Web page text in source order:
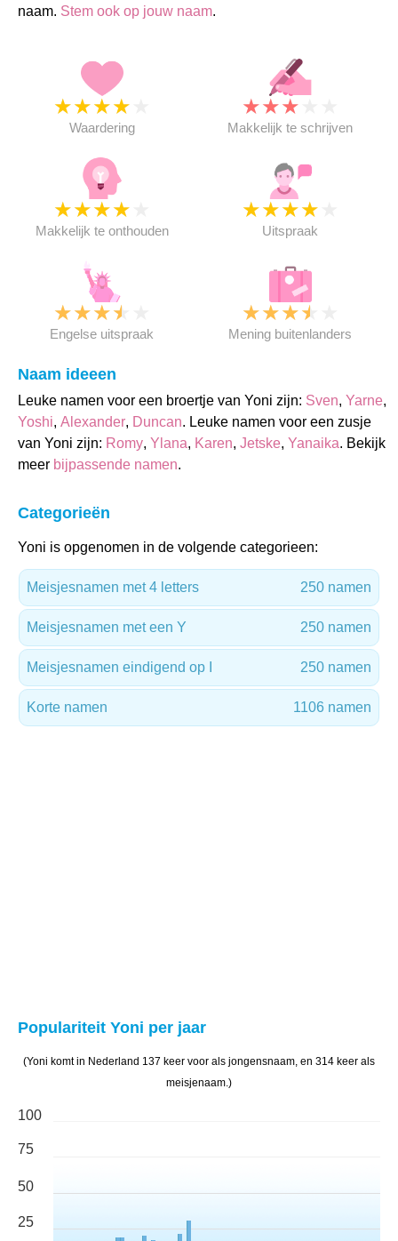
naam. Stem ook op jouw naam.
★★★★
Waardering
★★★
Makkelijk te schrijven
★★★★
Makkelijk te onthouden
★★★★
Uitspraak
★★★★
Engelse uitspraak
★★★★
Mening buitenlanders
Naam ideeen
Leuke namen voor een broertje van Yoni zijn: Sven, Yarne,
Yoshi, Alexander, Duncan. Leuke namen voor een zusje
van Yoni zijn: Romy, Ylana, Karen, Jetske, Yanaika. Bekijk
meer bijpassende namen.
Categorieën
Yoni is opgenomen in de volgende categorieen:
Meisjesnamen met 4 letters 250 namen
Meisjesnamen met een Y 250 namen
Meisjesnamen eindigend op I 250 namen
Korte namen 1106 namen
Populariteit Yoni per jaar
(Yoni komt in Nederland 137 keer voor als jongensnaam, en 314 keer als
meisjenaam.)
100
75
50
25